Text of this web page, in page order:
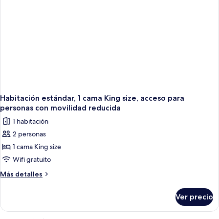
Habitación estándar, 1 cama King size, acceso para
personas con movilidad reducida
1 habitación
2 personas
1 cama King size
Wifi gratuito
Más detalles
Más
estándar,
Ver precio